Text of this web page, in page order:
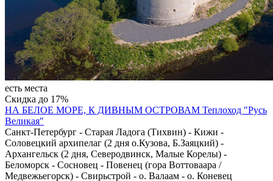
есть места
Скидка до 17%
НА БЕЛОЕ МОРЕ, К ДИВНЫМ ОСТРОВАМ Теплоход "Русь
Великая"
Санкт-Петербург - Старая Ладога (Тихвин) - Кижи -
Соловецкий архипелаг (2 дня о.Кузова, Б.Заяцкий) -
Архангельск (2 дня, Северодвинск, Малые Корелы) -
Беломорск - Сосновец - Повенец (гора Воттоваара /
Медвежьегорск) - Свирьстрой - о. Валаам - о. Коневец